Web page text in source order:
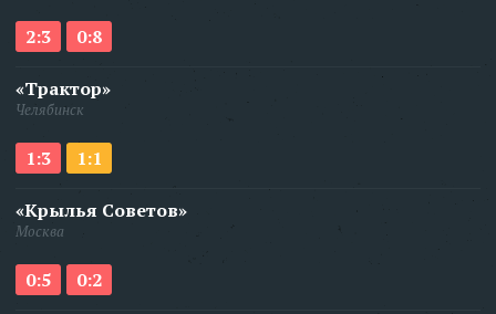
2:3 0:8
«Трактор»
Челябинск
1:3 1:1
«Крылья Советов»
Москва
0:5 0:2